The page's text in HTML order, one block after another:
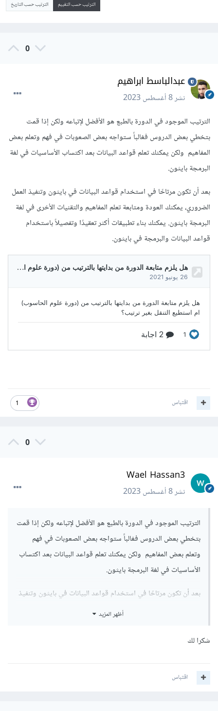
الترتيب حسب التقييم الترتيب حسب التاريخ
0
عبدالباسط ابراهيم
نشر8 أغسطس 2023
الترتيب الموجود في الدورة بالطبع هو الأفضل لإتباعه ولكن إذا قمت
بتخطي بعض الدروس فغالباً ستواجه بعض الصعوبات في فهم وتعلم بعض
المفاهيم ولكن يمكنك تعلم قواعد البيانات بعد اكتساب الأساسيات في لغة
البرمجة بايثون.
بعد أن تكون مرتاحًا في استخدام قواعد البيانات في بايثون وتنفيذ العمل
الضروري، يمكنك العودة ومتابعة تعلم المفاهيم والتقنيات الأخرى في لغة
البرمجة بايثون. يمكنك بناء تطبيقات أكثر تعقيدًا وتفصيلاً باستخدام
قواعد البيانات والبرمجة في بايثون.
1 اقتباس
0
Wael Hassan3
نشر8 أغسطس 2023
الترتيب الموجود في الدورة بالطبع هو الأفضل لإتباعه ولكن إذا قمت
بتخطي بعض الدروس فغالباً ستواجه بعض الصعوبات في فهم
وتعلم بعض المفاهيم ولكن يمكنك تعلم قواعد البيانات بعد اكتساب
الأساسيات في لغة البرمجة بايثون.
بعد أن تكون مرتاحًا في استخدام قواعد البيانات في بايثون وتنفيذ
العمل الضروري، يمكنك العودة ومتابعة تعلم المفاهيم والتقنيات
وتفصيلاً باستخدام قواعد البيانات والبرمجة في بايثون.
أظهر المزيد
شكرا لك
اقتباس